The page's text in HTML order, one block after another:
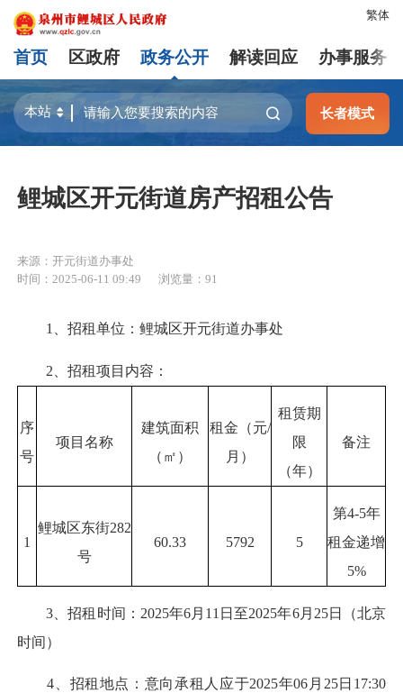
繁体
首页 区政府 政务公开 解读回应 办事服务
长者模式
鲤城区开元街道房产招租公告
来源：开元街道办事处
时间：2025-06-11 09:49
浏览量： 91
1、招租单位：鲤城区开元街道办事处
2、招租项目内容：
序
号
项目名称
建筑面积
（㎡）
租金（元/
月）
租赁期
限
（年）
备注
1
鲤城区东街282
号
60.33 5792 5
第4-5年
租金递增
5%
3、招租时间：2025年6月11日至2025年6月25日（北京
时间）
4、招租地点：意向承租人应于2025年06月25日17:30